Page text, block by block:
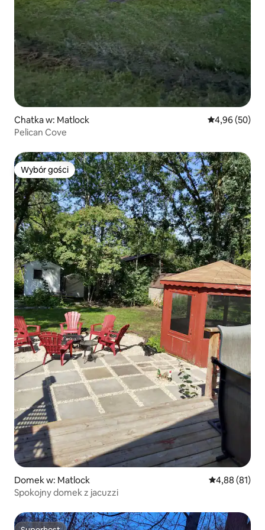
Chatka w: Matlock Średnia
4,96 (50)
Pelican Cove
Wybór gości
Wybór gości
Domek w: Matlock Średnia
4,88 (81)
Spokojny domek z jacuzzi